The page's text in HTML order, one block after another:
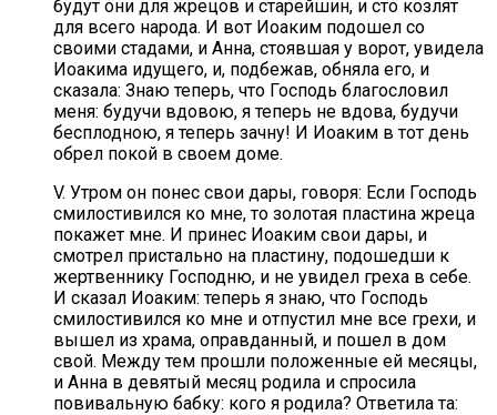
будут они для жрецов и старейшин, и сто козлят
для всего народа. И вот Иоаким подошел со
своими стадами, и Анна, стоявшая у ворот, увидела
Иоакима идущего, и, подбежав, обняла его, и
сказала: Знаю теперь, что Господь благословил
меня: будучи вдовою, я теперь не вдова, будучи
бесплодною, я теперь зачну! И Иоаким в тот день
обрел покой в своем доме.
V. Утром он понес свои дары, говоря: Если Господь
смилостивился ко мне, то золотая пластина жреца
покажет мне. И принес Иоаким свои дары, и
смотрел пристально на пластину, подошедши к
жертвеннику Господню, и не увидел греха в себе.
И сказал Иоаким: теперь я знаю, что Господь
смилостивился ко мне и отпустил мне все грехи, и
вышел из храма, оправданный, и пошел в дом
свой. Между тем прошли положенные ей месяцы,
и Анна в девятый месяц родила и спросила
повивальную бабку: кого я родила? Ответила та: